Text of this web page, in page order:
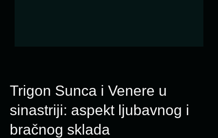
Trigon Sunca i Venere u
sinastriji: aspekt ljubavnog i
bračnog sklada